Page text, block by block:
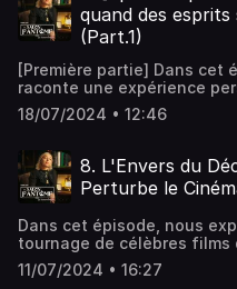
inoubliable.Écriture et
Lakdar.Réalisation par
Effects © ArtlistAdditional
Salon Fantôme © Gate 23
Audiomeans. Visitez
confidentialite pour plus
quand des
(Part.1)
[Première partie] Dans cet
raconte une expérience
qu'enquêtrice en
ma vie quotidienne, mais
découvrir les détails
inoubliable.Écriture et
Lakdar.Réalisation par
Salon Fantôme © Gate 23
Audiomeans. Visitez
confidentialite pour plus
18/07/2024 • 12:46
8. L'Envers du
Perturbe le
Dans cet épisode, nous
tournage de célèbres films
Conjuring" et "L'Exorciste",
qui ont perturbé leur
11/07/2024 • 16:27